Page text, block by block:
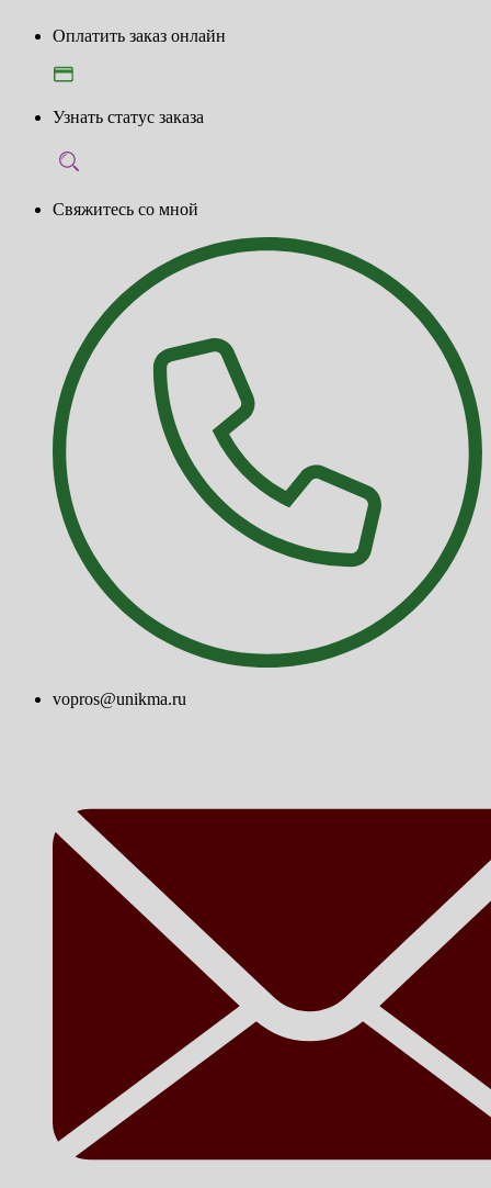
Оплатить заказ онлайн
Узнать статус заказа
Свяжитесь со мной
vopros@unikma.ru